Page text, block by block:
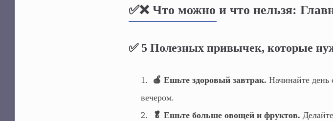
✅❌ Что можно и что нельзя:
✅ 5 Полезных привычек, которые
🍎 Ешьте здоровый завтрак. Начинайте день
вечером.
🥬 Ешьте больше овощей и фруктов.